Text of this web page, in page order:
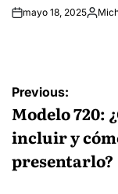
mayo 18, 2025Posted
Navegación
de
entradas
Previous:
Modelo 720:
incluir y
presentarlo?